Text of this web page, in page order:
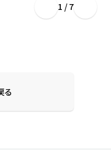
1 / 7
る